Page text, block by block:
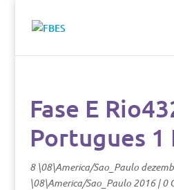
Fase E
Portugues 1
8 \08\America/Sao_Paulo
\08\America/Sao_Paulo 2016|0